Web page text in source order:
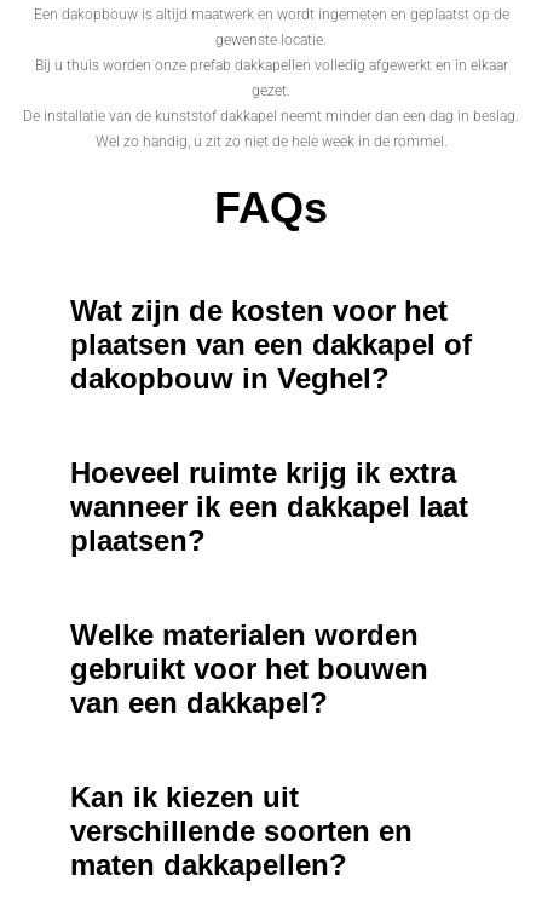
Een dakopbouw is altijd maatwerk en wordt ingemeten en geplaatst op de
gewenste locatie.
Bij u thuis worden onze prefab dakkapellen volledig afgewerkt en in elkaar
gezet.
De installatie van de kunststof dakkapel neemt minder dan een dag in beslag.
Wel zo handig, u zit zo niet de hele week in de rommel.
FAQs
Wat zijn de kosten voor het
plaatsen van een dakkapel of
dakopbouw in Veghel?
Hoeveel ruimte krijg ik extra
wanneer ik een dakkapel laat
plaatsen?
Welke materialen worden
gebruikt voor het bouwen
van een dakkapel?
Kan ik kiezen uit
verschillende soorten en
maten dakkapellen?